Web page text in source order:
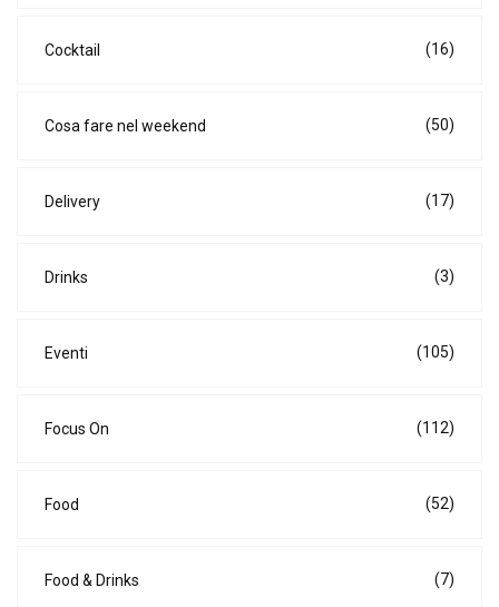
Cocktail (16)
Cosa fare nel weekend (50)
Delivery (17)
Drinks (3)
Eventi (105)
Focus On (112)
Food (52)
Food & Drinks (7)